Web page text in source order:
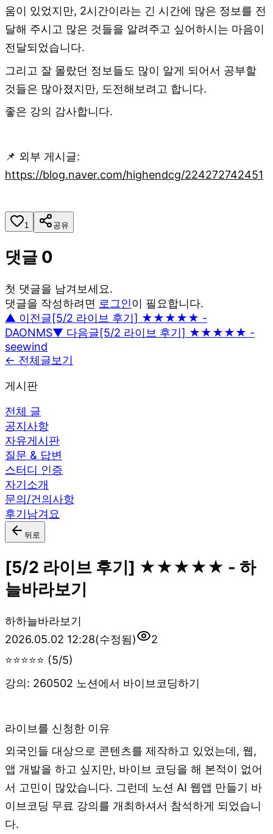
움이 있었지만, 2시간이라는 긴 시간에 많은 정보를 전
달해 주시고 많은 것들을 알려주고 싶어하시는 마음이
전달되었습니다.
그리고 잘 몰랐던 정보들도 많이 알게 되어서 공부할
것들은 많아졌지만, 도전해보려고 합니다.
좋은 강의 감사합니다.
📌 외부 게시글:
https://blog.naver.com/highendcg/224272742451
1 공유
댓글 0
첫 댓글을 남겨보세요.
댓글을 작성하려면 로그인이 필요합니다.
▲ 이전글[5/2 라이브 후기] ★★★★★ -
DAONMS▼ 다음글[5/2 라이브 후기] ★★★★★ -
seewind
← 전체글보기
게시판
전체 글
공지사항
자유게시판
질문 & 답변
스터디 인증
자기소개
문의/건의사항
후기남겨요
뒤로
[5/2 라이브 후기] ★★★★★ - 하
늘바라보기
하하늘바라보기
2026.05.02 12:28(수정됨)
2
⭐⭐⭐⭐⭐ (5/5)
강의: 260502 노션에서 바이브코딩하기
라이브를 신청한 이유
외국인들 대상으로 콘텐츠를 제작하고 있었는데, 웹,
앱 개발을 하고 싶지만, 바이브 코딩을 해 본적이 없어
서 고민이 많았습니다. 그런데 노션 AI 웹앱 만들기 바
이브코딩 무료 강의를 개최하셔서 참석하게 되었습니
다.